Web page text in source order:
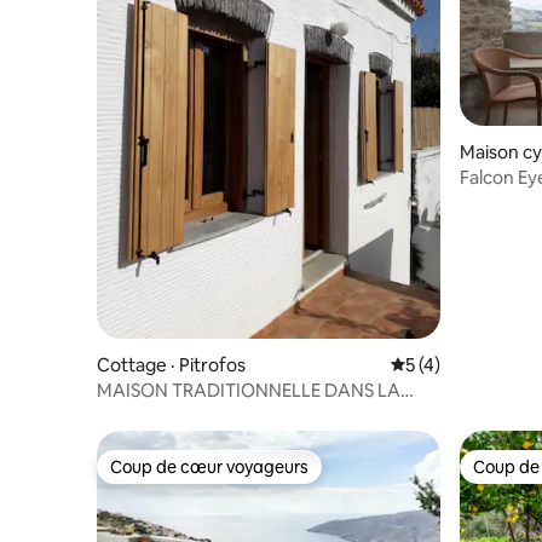
Cottage · Pitrofos Note moyenne
5 (4)
MAISON TRADITIONNELLE DANS LA
Maison
Falcon
Coup de cœur voyageurs
Coup de cœur voyageurs Coup
Coup